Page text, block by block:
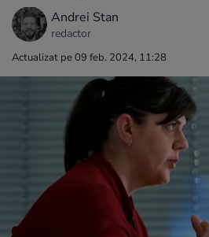
Andrei Stan
redactor
Actualizat pe 09 feb. 2024, 11:28